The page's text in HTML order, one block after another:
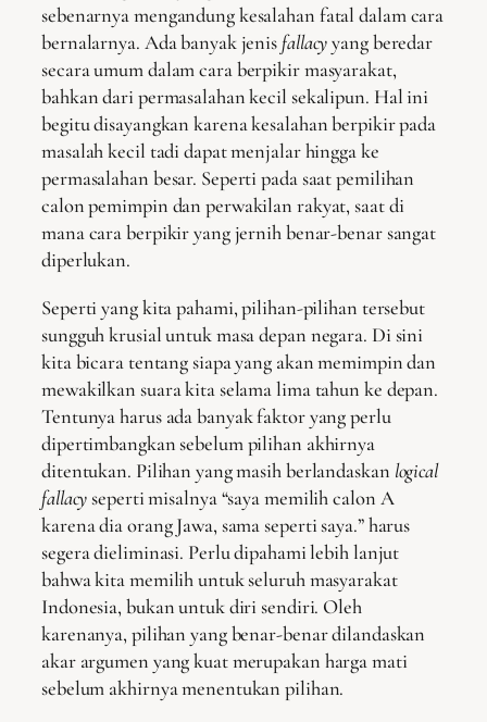
sebenarnya mengandung kesalahan fatal dalam cara
bernalarnya. Ada banyak jenis fallacyyang beredar
secara umum dalam cara berpikir masyarakat,
bahkan dari permasalahan kecil sekalipun. Hal ini
begitu disayangkan karena kesalahan berpikir pada
masalah kecil tadi dapat menjalar hingga ke
permasalahan besar. Seperti pada saat pemilihan
calon pemimpin dan perwakilan rakyat, saat di
mana cara berpikir yang jernih benar-benar sangat
diperlukan.
Seperti yang kita pahami, pilihan-pilihan tersebut
sungguh krusial untuk masa depan negara. Di sini
kita bicara tentang siapa yang akan memimpin dan
mewakilkan suara kita selama lima tahun ke depan.
Tentunya harus ada banyak faktor yang perlu
dipertimbangkan sebelum pilihan akhirnya
ditentukan. Pilihan yang masih berlandaskan logical
fallacyseperti misalnya “saya memilih calon A
karena dia orang Jawa, sama seperti saya.” harus
segera dieliminasi. Perlu dipahami lebih lanjut
bahwa kita memilih untuk seluruh masyarakat
Indonesia, bukan untuk diri sendiri. Oleh
karenanya, pilihan yang benar-benar dilandaskan
akar argumen yang kuat merupakan harga mati
sebelum akhirnya menentukan pilihan.